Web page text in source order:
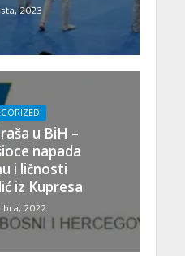
2023
u BiH –
napada
i ličnosti
iz Kupresa
2022